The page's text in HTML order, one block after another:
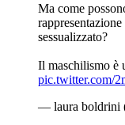
Ma come
sessualizzato?
Il maschilismo è
pic.twitter.com/
— laura boldrini